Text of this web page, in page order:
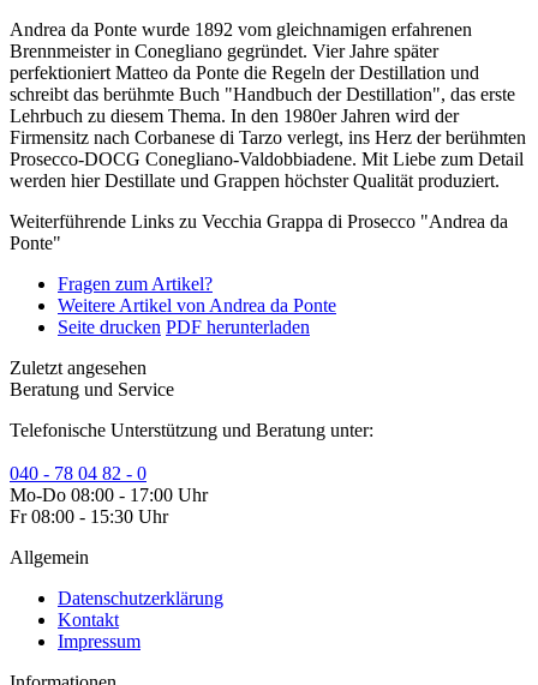
Andrea da Ponte wurde 1892 vom gleichnamigen erfahrenen
Brennmeister in Conegliano gegründet. Vier Jahre später
perfektioniert Matteo da Ponte die Regeln der Destillation und
schreibt das berühmte Buch "Handbuch der Destillation", das erste
Lehrbuch zu diesem Thema. In den 1980er Jahren wird der
Firmensitz nach Corbanese di Tarzo verlegt, ins Herz der berühmten
Prosecco-DOCG Conegliano-Valdobbiadene. Mit Liebe zum Detail
werden hier Destillate und Grappen höchster Qualität produziert.
Weiterführende Links zu Vecchia Grappa di Prosecco "Andrea da
Ponte"
Fragen zum Artikel?
Weitere Artikel von Andrea da Ponte
Seite drucken PDF herunterladen
Zuletzt angesehen
Beratung und Service
Telefonische Unterstützung und Beratung unter:
040 - 78 04 82 - 0
Mo-Do 08:00 - 17:00 Uhr
Fr 08:00 - 15:30 Uhr
Allgemein
Datenschutzerklärung
Kontakt
Impressum